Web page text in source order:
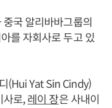
국 알리바바그룹의
를 자회사로 두고 있
(Hui Yat Sin Cindy)
사로,레이 장은 사내이